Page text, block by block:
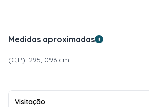
Medidas aproximadas i
(C,P): 295, 096 cm
Visitação